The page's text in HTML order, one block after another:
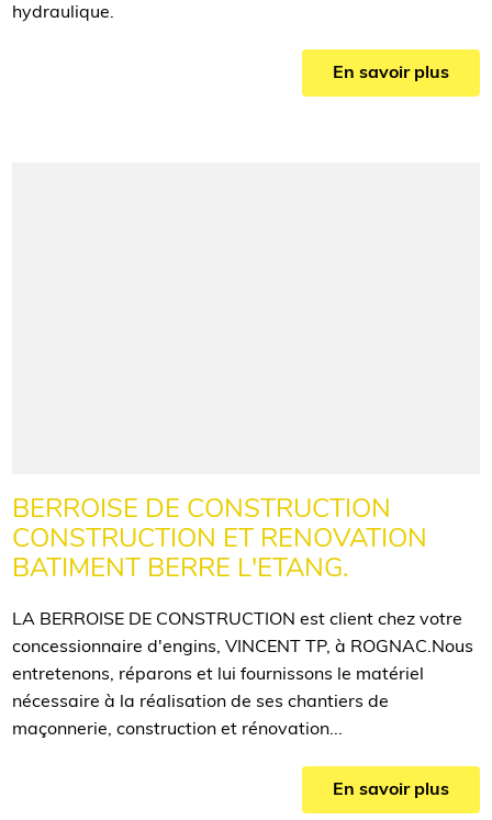
hydraulique.
En savoir plus
BERROISE DE CONSTRUCTION
CONSTRUCTION ET RENOVATION
BATIMENT BERRE L'ETANG.
LA BERROISE DE CONSTRUCTION est client chez votre
concessionnaire d'engins, VINCENT TP, à ROGNAC.Nous
entretenons, réparons et lui fournissons le matériel
nécessaire à la réalisation de ses chantiers de
maçonnerie, construction et rénovation...
En savoir plus